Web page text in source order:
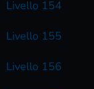
Livello 154
Livello 155
Livello 156